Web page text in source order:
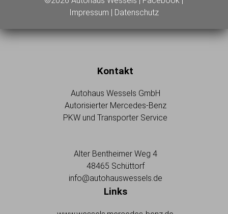
Impressum | Datenschutz
Kontakt
Autohaus Wessels GmbH
Autorisierter Mercedes-Benz
PKW und Transporter Service
Alter Bentheimer Weg 4
48465 Schüttorf
info@autohauswessels.de
Links